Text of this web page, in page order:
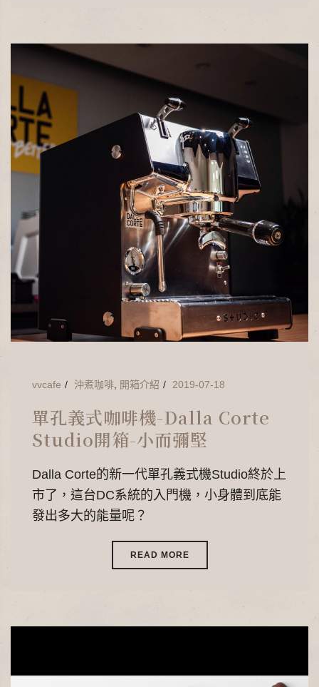
vvcafe 沖煮咖啡 開箱介紹 2019-07-18
單孔義式咖啡機-Dalla Corte
Studio開箱-小而彌堅
Dalla Corte的新一代單孔義式機Studio終於上
市了，這台DC系統的入門機，小身體到底能
發出多大的能量呢？
READ MORE